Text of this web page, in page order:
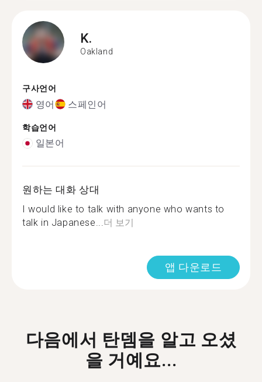
K.
Oakland
구사언어
영어 스페인어
학습언어
일본어
원하는 대화 상대
I would like to talk with anyone who wants to
talk in Japanese...더 보기
앱 다운로드
다음에서 탄뎀을 알고 오셨
을 거예요...